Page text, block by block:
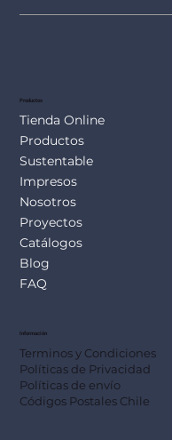
Productos
Tienda Online
Productos
Sustentable
Impresos
Nosotros
Proyectos
Catálogos
Blog
FAQ
Información
Terminos y Condiciones
Políticas de Privacidad
Políticas de envío
Códigos Postales Chile